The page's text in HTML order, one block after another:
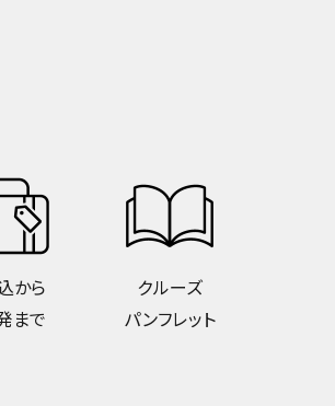
から
まで
クルーズ
パンフレット